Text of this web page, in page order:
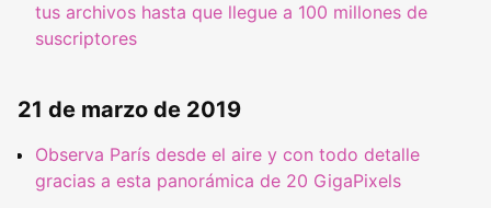
tus archivos hasta que llegue a 100 millones de
suscriptores
21 de marzo de 2019
Observa París desde el aire y con todo detalle
gracias a esta panorámica de 20 GigaPixels